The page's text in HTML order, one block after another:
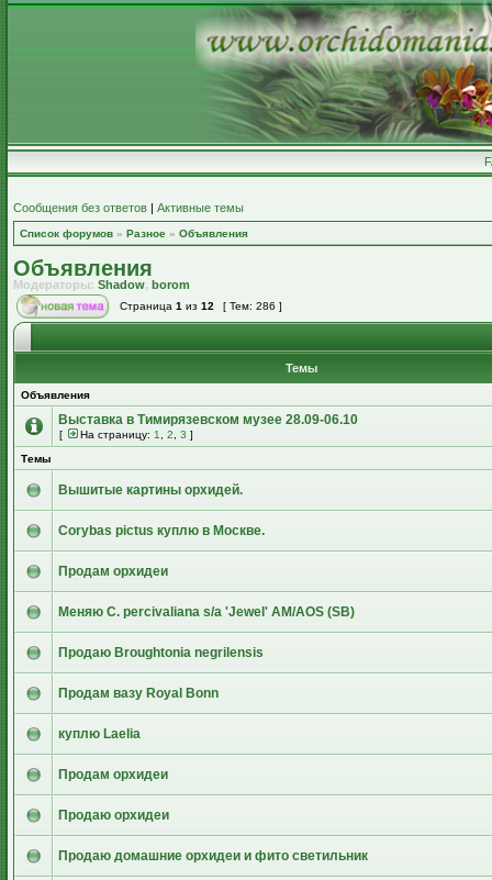
Сообщения без ответов | Активные темы
Список форумов » Разное » Объявления
Объявления
Модераторы: Shadow, borom
Страница 1 из 12 [ Тем: 286 ]
Темы
Объявления
Выставка в Тимирязевском музее 28.09-06.10
[ На страницу: 1 2 3 ]
Темы
Вышитые картины орхидей.
Corybas pictus куплю в Москве.
Продам орхидеи
Меняю C. percivaliana s/a 'Jewel' АМ/AOS (SB)
Продаю Broughtonia negrilensis
Продам вазу Royal Bonn
куплю Laelia
Продам орхидеи
Продаю орхидеи
Продаю домашние орхидеи и фито светильник